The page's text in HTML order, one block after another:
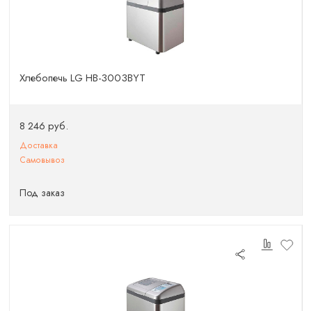
Хлебопечь LG HB-3003BYT
8 246 руб.
Доставка
Самовывоз
Под заказ